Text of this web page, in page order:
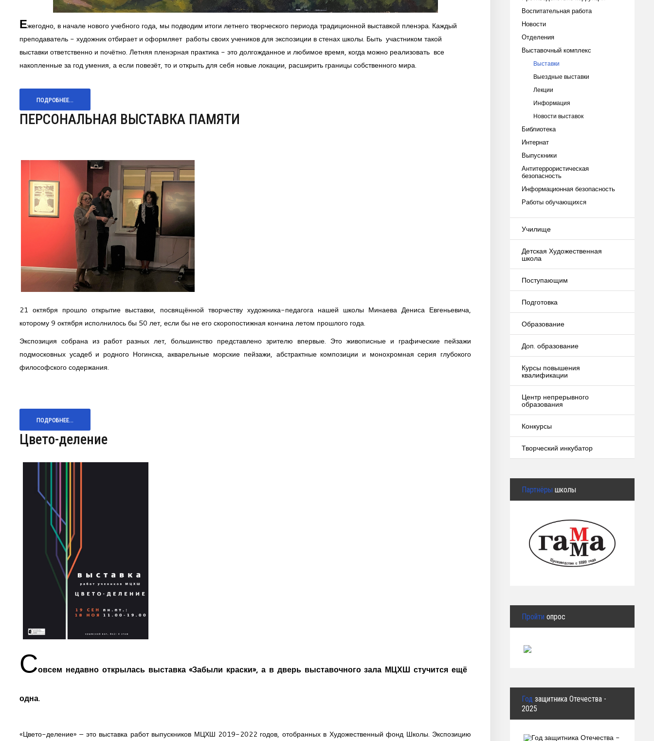
Ежегодно, в начале нового учебного года, мы подводим итоги летнего творческого периода традиционной выставкой пленэра. Каждый
преподаватель - художник отбирает и оформляет работы своих учеников для экспозиции в стенах школы. Быть участником такой
выставки ответственно и почётно. Летняя пленэрная практика - это долгожданное и любимое время, когда можно реализовать все
накопленные за год умения, а если повезёт, то и открыть для себя новые локации, расширить границы собственного мира.
ПОДРОБНЕЕ...
ПЕРСОНАЛЬНАЯ ВЫСТАВКА ПАМЯТИ
21 октября прошло открытие выставки, посвящённой творчеству художника-педагога нашей школы Минаева Дениса Евгеньевича,
которому 9 октября исполнилось бы 50 лет, если бы не его скоропостижная кончина летом прошлого года.
Экспозиция собрана из работ разных лет, большинство представлено зрителю впервые. Это живописные и графические пейзажи
подмосковных усадеб и родного Ногинска, акварельные морские пейзажи, абстрактные композиции и монохромная серия глубокого
философского содержания.
ПОДРОБНЕЕ...
Цвето-деление
Совсем недавно открылась выставка «Забыли краски», а в дверь выставочного зала МЦХШ стучится ещё
одна.
«Цвето-деление» – это выставка работ выпускников МЦХШ 2019-2022 годов, отобранных в Художественный фонд Школы. Экспозицию
Воспитательная работа
Новости
Отделения
Выставочный комплекс
Выставки
Выездные выставки
Лекции
Информация
Новости выставок
Библиотека
Интернат
Выпускники
Антитеррористическая
безопасность
Информационная безопасность
Работы обучающихся
Училище
Детская Художественная
школа
Поступающим
Подготовка
Образование
Доп. образование
Курсы повышения
квалификации
Центр непрерывного
образования
Конкурсы
Творческий инкубатор
Партнёры школы
Пройти опрос
Год защитника Отечества -
2025